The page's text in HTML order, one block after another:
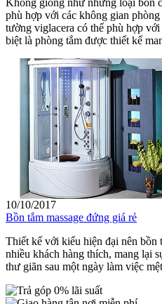
Không giống như những loại bồn
phù hợp với các không gian
tường viglacera có thể phù hợp
biệt là phòng tắm được thiết kế
10/10/2017
Bồn tắm massage đứng giá rẻ
Thiết kế với kiểu hiện đại nên bồn
nhiều khách hàng thích, mang lại
thư giãn sau một ngày làm việc